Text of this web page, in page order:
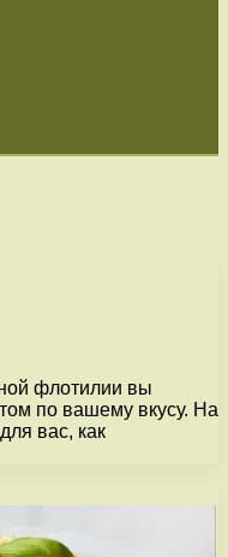
флотилии вы
по вашему вкусу. На
вас, как